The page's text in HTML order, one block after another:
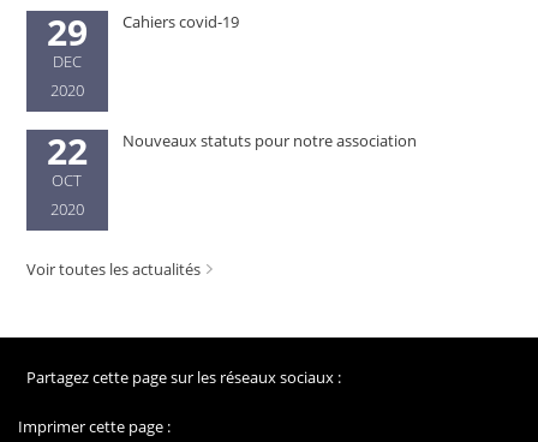
29
DEC
2020
Cahiers covid-19
22
OCT
2020
Nouveaux statuts pour notre association
Voir toutes les actualités
Partagez cette page sur les réseaux sociaux :
Imprimer cette page :